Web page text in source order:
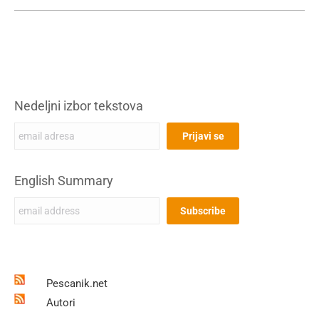
Nedeljni izbor tekstova
English Summary
Pescanik.net
Autori